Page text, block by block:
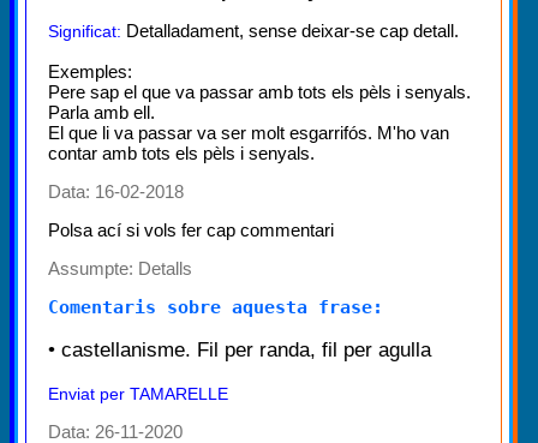
Significat: Detalladament, sense deixar-se cap detall.
Exemples:
Pere sap el que va passar amb tots els pèls i senyals.
Parla amb ell.
El que li va passar va ser molt esgarrifós. M'ho van
contar amb tots els pèls i senyals.
Data: 16-02-2018
Polsa ací si vols fer cap commentari
Assumpte: Detalls
Comentaris sobre aquesta frase:
• castellanisme. Fil per randa, fil per agulla
Enviat per TAMARELLE
Data: 26-11-2020